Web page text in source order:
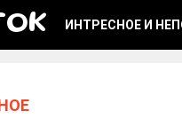
ИНТРЕСНОЕ И